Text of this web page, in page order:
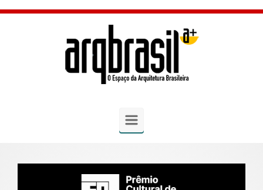
Skip to main content